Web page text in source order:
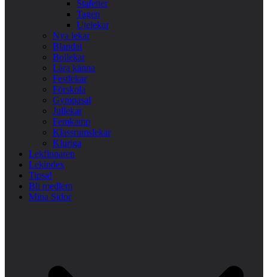
Stafetter
Tagen
Utelekar
Nya lekar
Blandat
Bollekar
Lära känna
Festlekar
Förskola
Gympasal
Jullekar
Femkamp
Klassrumslekar
Kluriga
Lekfinnaren
Lekindex
Tipsa!
Bli medlem
Mina Sidor